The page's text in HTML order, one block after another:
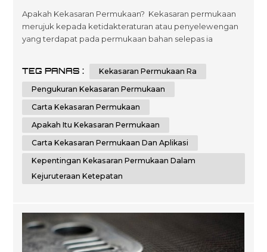
Apakah Kekasaran Permukaan? Kekasaran permukaan
merujuk kepada ketidakteraturan atau penyelewengan
yang terdapat pada permukaan bahan selepas ia
ia secara langsung mempengaruhi kefungsian, estetika
dan prestasi komponen. Pengukuran kekasaran
TEG PANAS :
Kekasaran Permukaan Ra
Pengukuran Kekasaran Permukaan
Carta Kekasaran Permukaan
Apakah Itu Kekasaran Permukaan
Carta Kekasaran Permukaan Dan Aplikasi
Kepentingan Kekasaran Permukaan Dalam
Kejuruteraan Ketepatan